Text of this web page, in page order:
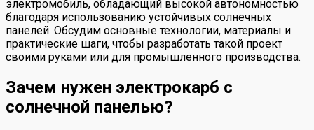
электромобиль, обладающий высокой автономностью
благодаря использованию устойчивых солнечных
панелей. Обсудим основные технологии, материалы и
практические шаги, чтобы разработать такой проект
своими руками или для промышленного производства.
Зачем нужен электрокарб с
солнечной панелью?